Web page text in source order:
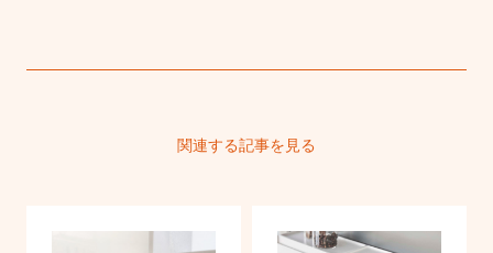
関連する記事を見る